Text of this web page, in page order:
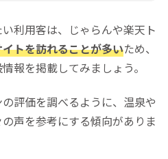
利用客は、じゃらんや楽天ト
トを訪れることが多いため、
報を掲載してみましょう。
評価を調べるように、温泉や
声を参考にする傾向がありま